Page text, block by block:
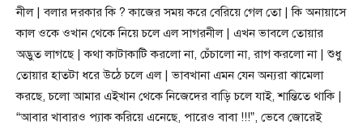
নীল | বলার দরকার কি ? কাজের সময় করে বেরিয়ে গেল তো | কি অনায়াসে
কাল ওকে ওখান থেকে নিয়ে চলে এল সাগরনীল | এখন ভাবলে তোয়ার
অদ্ভুত লাগছে | কথা কাটাকাটি করলো না, চেঁচালো না, রাগ করলো না | শুধু
তোয়ার হাতটা ধরে উঠে চলে এল | ভাবখানা এমন যেন অন্যরা ঝামেলা
করছে, চলো আমার এইখান থেকে নিজেদের বাড়ি চলে যাই, শান্তিতে থাকি |
“আবার খাবারও প্যাক করিয়ে এনেছে, পারেও বাবা !!!”, ভেবে জোরেই